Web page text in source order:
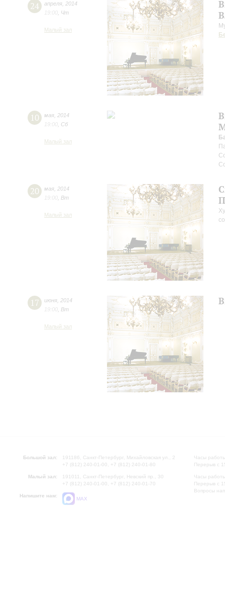
24 апреля 2014
19:00 Чт
Малый зал
10 мая 2014
19:00 Сб
Малый зал
20 мая 2014
19:00 Вт
Малый зал
17 июня 2014
19:00 Вт
Малый зал
Большой зал:
191186, Санкт-Петербург, Михайловская ул., 2
+7 (812) 240-01-00, +7 (812) 240-01-80
Малый зал:
191011, Санкт-Петербург, Невский пр., 30
+7 (812) 240-01-00, +7 (812) 240-01-70
Напишите нам:
MAX
Часы
Перерыв с
Часы
Перерыв с
Вопросы